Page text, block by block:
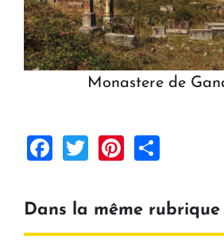
Monastere de
Facebook
TwitterPinterest
Dans la même rubrique